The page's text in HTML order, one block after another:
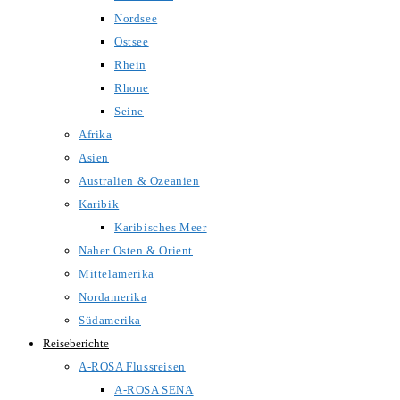
Nordsee
Ostsee
Rhein
Rhone
Seine
Afrika
Asien
Australien & Ozeanien
Karibik
Karibisches Meer
Naher Osten & Orient
Mittelamerika
Nordamerika
Südamerika
Reiseberichte
A-ROSA Flussreisen
A-ROSA SENA